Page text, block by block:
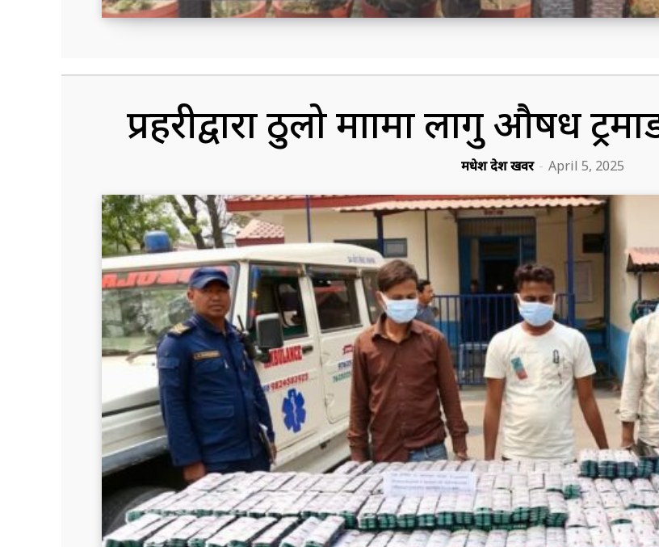
प्रहरीद्वारा ठुलो मात्रामा लागु औषध
मधेश प्रदेश खवर - April 5, 2025